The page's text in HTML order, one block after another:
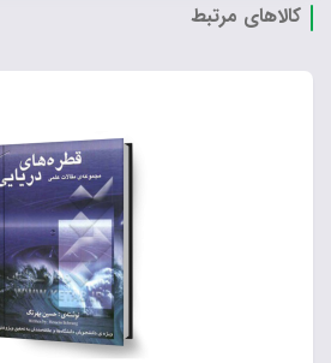
کالاهای مرتبط